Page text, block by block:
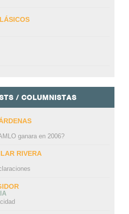
/ COLUMNISTAS
ganara en 2006?
RIVERA